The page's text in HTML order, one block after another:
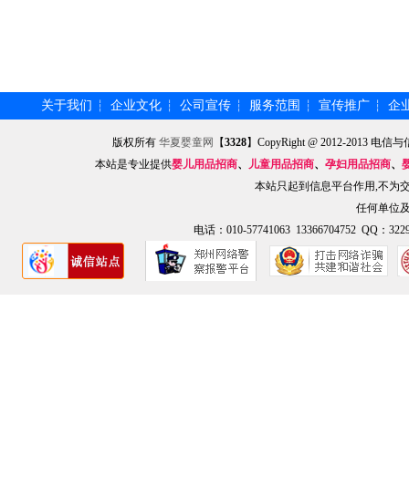
关于我们 ┆ 企业文化 ┆ 公司宣传 ┆ 服务范围 ┆ 宣传推广 ┆ 企
版权所有华夏婴童网 【3328】CopyRight @ 2012-2013 电信
本站是专业提供婴儿用品招商、 儿童用品招商、 孕妇用品招商、
本站只起到信息平台作用,不为
任何单位
电话：010-57741063 13366704752 QQ：